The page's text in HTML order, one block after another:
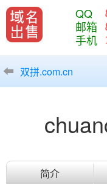
QQ
邮箱
手机
双拼.com.cn
简介